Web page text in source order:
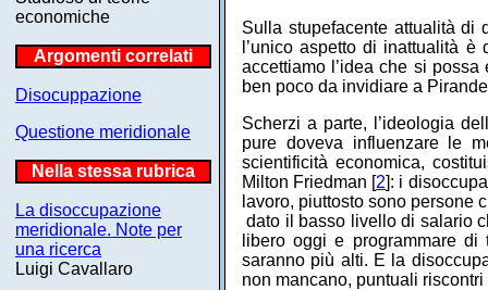
economiche
Argomenti correlati
Disocuppazione
Questione meridionale
Nella stessa rubrica
La disoccupazione
meridionale. Note per
una ricerca
Luigi Cavallaro
Sulla stupefacente attualità di
l’unico aspetto di inattualità
accettiamo l’idea che si
ben poco da invidiare a
Scherzi a parte, l’ideologia
pure doveva influenzare le
scientificità economica,
Milton Friedman [2]: i
lavoro, piuttosto sono persone
dato il basso livello di salario
libero oggi e programmare
saranno più alti. E la
non mancano, puntuali